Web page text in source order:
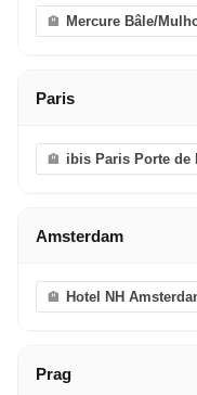
Mercure Bâle/
Paris
ibis Paris Porte de
Amsterdam
Hotel NH
Prag